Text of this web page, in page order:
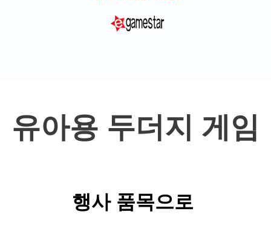
유아용 두더지 게임
행사 품목으로